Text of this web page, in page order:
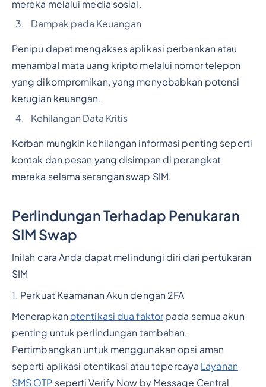
mereka melalui media sosial.
Dampak pada Keuangan
Penipu dapat mengakses aplikasi perbankan atau
menambal mata uang kripto melalui nomor telepon
yang dikompromikan, yang menyebabkan potensi
kerugian keuangan.
Kehilangan Data Kritis
Korban mungkin kehilangan informasi penting seperti
kontak dan pesan yang disimpan di perangkat
mereka selama serangan swap SIM.
Perlindungan Terhadap Penukaran
SIM Swap
Inilah cara Anda dapat melindungi diri dari pertukaran
SIM
1. Perkuat Keamanan Akun dengan 2FA
Menerapkan otentikasi dua faktorpada semua akun
penting untuk perlindungan tambahan.
Pertimbangkan untuk menggunakan opsi aman
seperti aplikasi otentikasi atau tepercaya Layanan
SMS OTP seperti Verify Now by Message Central